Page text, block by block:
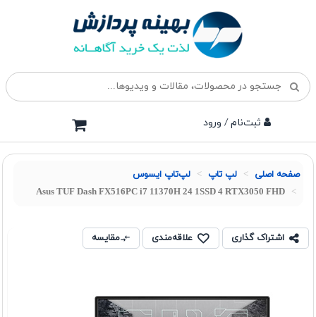
ثبت‌نام / ورود
صفحه اصلی لپ تاپ لپ‌تاپ ایسوس
Asus TUF Dash FX516PC i7 11370H 24 1SSD 4 RTX3050 FHD
اشتراک گذاری علاقه‌مندی مقایسه